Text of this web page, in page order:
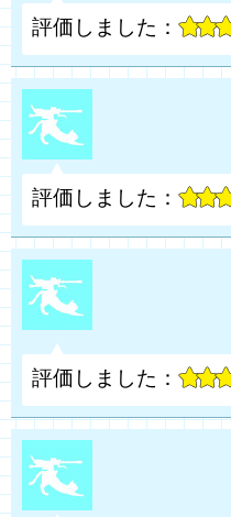
評価しました：
評価しました：
評価しました：